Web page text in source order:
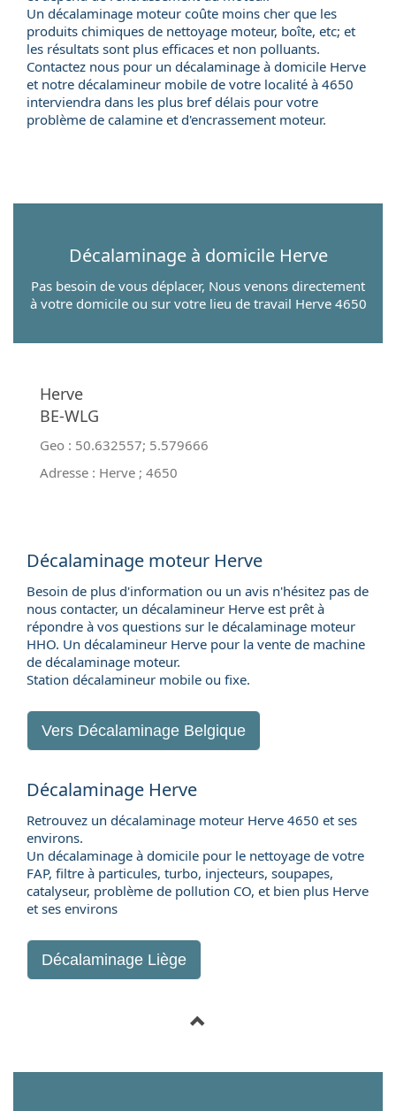
Un décalaminage moteur coûte moins cher que les
produits chimiques de nettoyage moteur, boîte, etc; et
les résultats sont plus efficaces et non polluants.
Contactez nous pour un décalaminage à domicile Herve
et notre décalamineur mobile de votre localité à 4650
interviendra dans les plus bref délais pour votre
problème de calamine et d'encrassement moteur.
Décalaminage à domicileHerve
Pas besoin de vous déplacer, Nous venons directement
à votre domicile ou sur votre lieu de travail Herve 4650
Herve
BE-WLG
Geo : 50.632557; 5.579666
Adresse : Herve ; 4650
Décalaminage moteur Herve
Besoin de plus d'information ou un avis n'hésitez pas de
nous contacter, un décalamineur Herve est prêt à
répondre à vos questions sur le décalaminage moteur
HHO. Un décalamineur Herve pour la vente de machine
de décalaminage moteur.
Station décalamineur mobile ou fixe.
Vers Décalaminage Belgique
Décalaminage Herve
Retrouvez un décalaminage moteur Herve 4650 et ses
environs.
Un décalaminage à domicile pour le nettoyage de votre
FAP, filtre à particules, turbo, injecteurs, soupapes,
catalyseur, problème de pollution CO, et bien plus Herve
et ses environs
Décalaminage Liège